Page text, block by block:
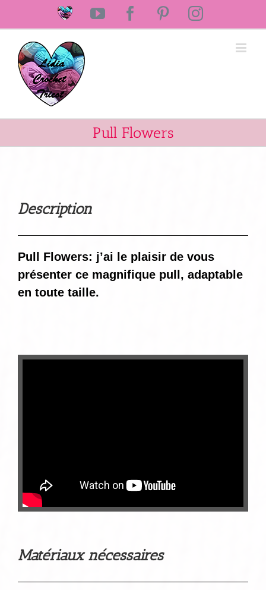
au
contenu
Laine
Lidia
Crochet
Tricot
YouTubeFacebookPinterestInstagram
Pull Flowers
Description
Pull Flowers: j’ai le plaisir de vous
présenter ce magnifique pull, adaptable
en toute taille.
Matériaux nécessaires